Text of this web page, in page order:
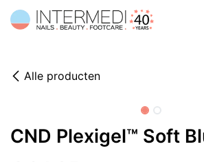
Overslaan naar inhoud
Alle producten
CND Plexigel™ Soft